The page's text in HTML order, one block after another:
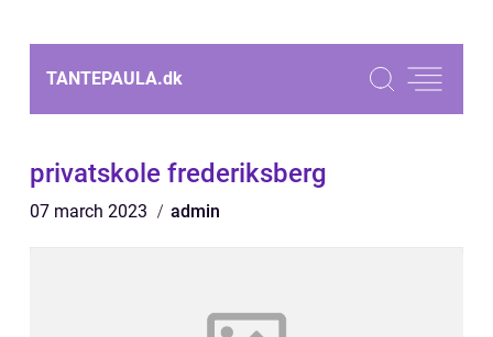
TANTEPAULA.dk
privatskole frederiksberg
07 march 2023 admin